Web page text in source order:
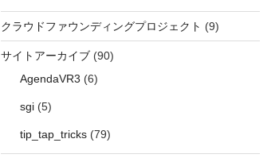
クラウドファウンディングプロジェクト (9)
サイトアーカイブ(90)
AgendaVR3 (6)
sgi(5)
tip_tap_tricks(79)